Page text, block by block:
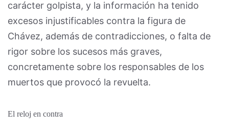
carácter golpista, y la información ha tenido
excesos injustificables contra la figura de
Chávez, además de contradicciones, o falta de
rigor sobre los sucesos más graves,
concretamente sobre los responsables de los
muertos que provocó la revuelta.
El reloj en contra